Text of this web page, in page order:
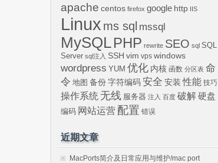
apache centos firefox google http IIS
Linux ms sql mssql
MySQLPHP rewrite SEO sql SQL
Server sql注入 SSH vim vps windows
wordpress YUM 优化 内核 函数 分区表 命
令 地图 备份 字符编码 安全 安装 性能 技巧
操作系统 无线 服务器 注入 百度 破解硬盘
编码 网站运营 配置 错误
近期文章
MacPorts简介及日常应用与维护/mac port